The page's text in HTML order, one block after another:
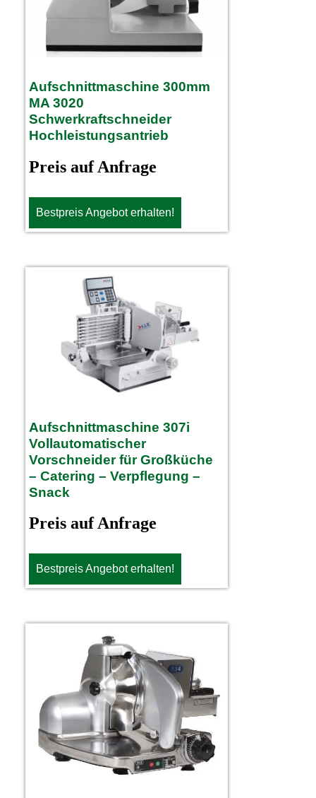
Aufschnittmaschine 300mm
MA 3020
Schwerkraftschneider
Hochleistungsantrieb
Preis auf Anfrage
Bestpreis Angebot erhalten!
Aufschnittmaschine 307i
Vollautomatischer
Vorschneider für Großküche
– Catering – Verpflegung –
Snack
Preis auf Anfrage
Bestpreis Angebot erhalten!